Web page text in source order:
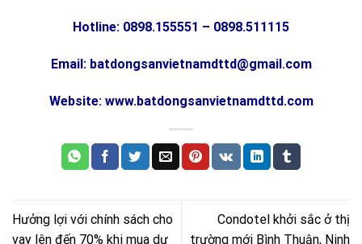
Hotline: 0898.155551 – 0898.511115
Email: batdongsanvietnamdttd@gmail.com
Website: www.batdongsanvietnamdttd.com
Hưởng lợi với chính sách cho
vay lên đến 70% khi mua dự
Condotel khởi sắc ở thị
trường mới Bình Thuận, Ninh